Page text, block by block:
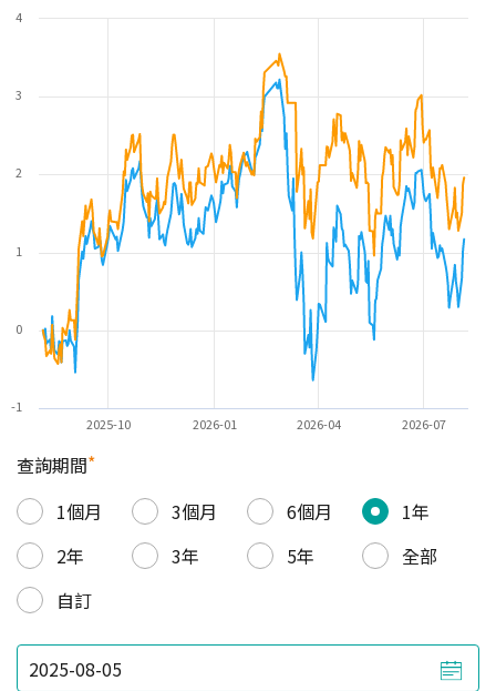
2025-10 2026-01 2026-04 2026-07
-1
0
1
2
3
4
查詢期間*
1個月
3個月 6個月
1年
2年
3年 5年
全部
自訂